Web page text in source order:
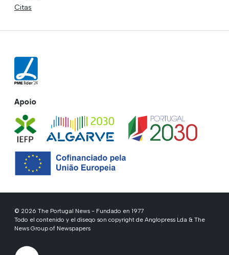
Citas
Apoio
© 2026 The Portugal News - Fundado en 1977
Todo el contenido y el diseqo son copyright de Anglopress Lda & The
News Group of Newspapers